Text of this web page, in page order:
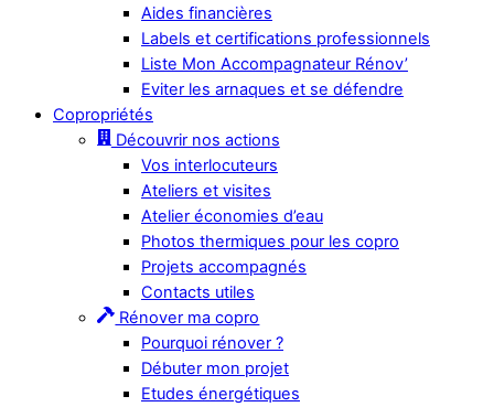
Aides financières
Labels et certifications professionnels
Liste Mon Accompagnateur Rénov’
Eviter les arnaques et se défendre
Copropriétés
Découvrir nos actions
Vos interlocuteurs
Ateliers et visites
Atelier économies d’eau
Photos thermiques pour les copro
Projets accompagnés
Contacts utiles
Rénover ma copro
Pourquoi rénover ?
Débuter mon projet
Etudes énergétiques